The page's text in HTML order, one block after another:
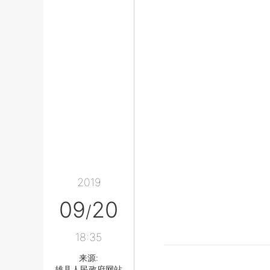
2019
09/20
18:35
来源: